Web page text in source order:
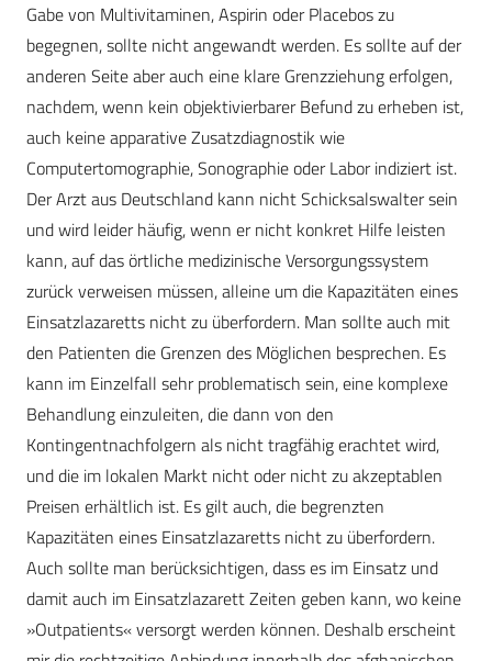
Gabe von Multivitaminen, Aspirin oder Placebos zu
begegnen, sollte nicht angewandt werden. Es sollte auf der
anderen Seite aber auch eine klare Grenzziehung erfolgen,
nachdem, wenn kein objektivierbarer Befund zu erheben ist,
auch keine apparative Zusatzdiagnostik wie
Computertomographie, Sonographie oder Labor indiziert ist.
Der Arzt aus Deutschland kann nicht Schicksalswalter sein
und wird leider häufig, wenn er nicht konkret Hilfe leisten
kann, auf das örtliche medizinische Versorgungssystem
zurück verweisen müssen, alleine um die Kapazitäten eines
Einsatzlazaretts nicht zu überfordern. Man sollte auch mit
den Patienten die Grenzen des Möglichen besprechen. Es
kann im Einzelfall sehr problematisch sein, eine komplexe
Behandlung einzuleiten, die dann von den
Kontingentnachfolgern als nicht tragfähig erachtet wird,
und die im lokalen Markt nicht oder nicht zu akzeptablen
Preisen erhältlich ist. Es gilt auch, die begrenzten
Kapazitäten eines Einsatzlazaretts nicht zu überfordern.
Auch sollte man berücksichtigen, dass es im Einsatz und
damit auch im Einsatzlazarett Zeiten geben kann, wo keine
»Outpatients« versorgt werden können. Deshalb erscheint